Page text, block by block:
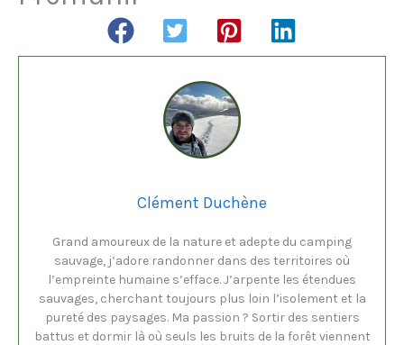
Clément Duchène
Grand amoureux de la nature et adepte du camping
sauvage, j’adore randonner dans des territoires où
l’empreinte humaine s’efface. J’arpente les étendues
sauvages, cherchant toujours plus loin l’isolement et la
pureté des paysages. Ma passion ? Sortir des sentiers
battus et dormir là où seuls les bruits de la forêt viennent